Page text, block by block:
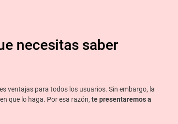
necesitas saber
ventajas para todos los usuarios. Sin embargo, la
que lo haga. Por esa razón, te presentaremos a